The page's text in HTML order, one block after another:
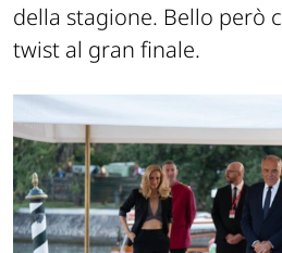
della stagione. Bello però
twist al gran finale.